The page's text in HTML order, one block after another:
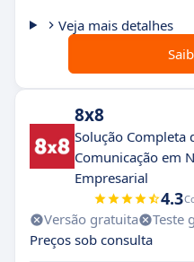
Veja mais detalhes
8x8
Solução Completa
Comunicação em
Empresarial
4.3
Versão gratuita Teste
Preços sob consulta